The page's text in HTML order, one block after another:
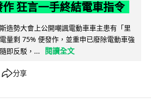
狂言一手終結電車指令
造勢大會上公開嘲諷電動車車主患有「里
量剩 75% 便發作，並重申已廢除電動車強
即反駁，...
閱讀全文
分享